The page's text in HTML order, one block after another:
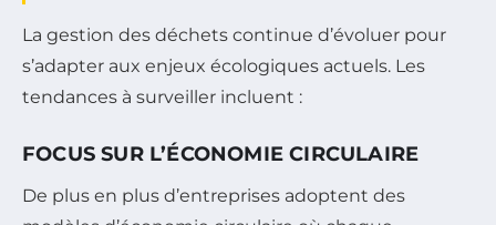
La gestion des déchets continue d’évoluer pour
s’adapter aux enjeux écologiques actuels. Les
tendances à surveiller incluent :
FOCUS SUR L’ÉCONOMIE CIRCULAIRE
De plus en plus d’entreprises adoptent des